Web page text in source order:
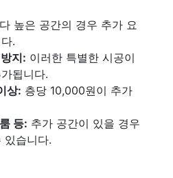
높은 공간의 경우 추가 요
.
지: 이러한 특별한 시공이
됩니다.
상: 층당 10,000원이 추가
등: 추가 공간이 있을 경우
있습니다.